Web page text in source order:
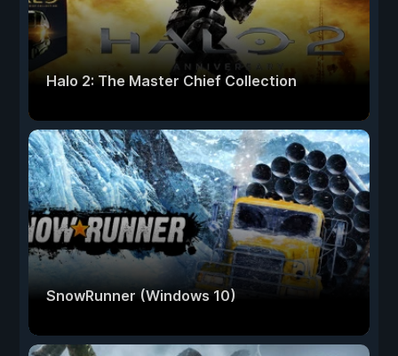
Halo 2: The Master Chief Collection
SnowRunner (Windows 10)